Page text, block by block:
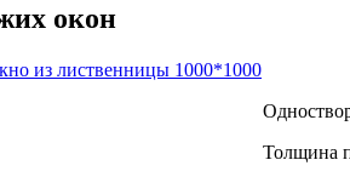
окон
из лиственницы 1000*1000
Толщина